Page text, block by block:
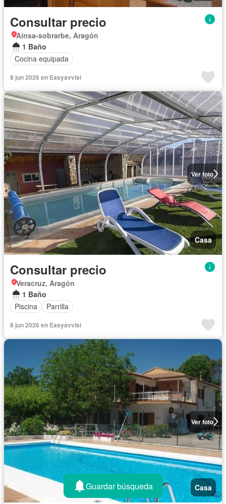
Consultar precio
Aínsa-sobrarbe, Aragón
1 Baño
Cocina equipada
8 jun 2026 en Easyavvisi
Ver foto
Casa
Consultar precio
Veracruz, Aragón
1 Baño
Piscina
Parrilla
8 jun 2026 en Easyavvisi
Ver foto
Casa
Guardar búsqueda